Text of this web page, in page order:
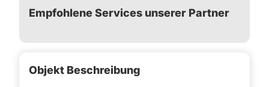
Empfohlene Services unserer Partner
Objekt Beschreibung